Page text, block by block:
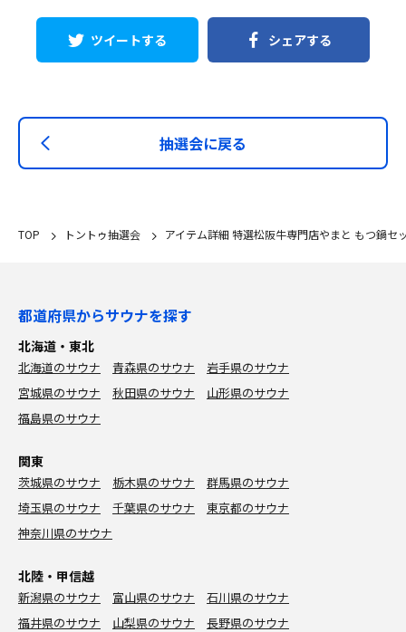
ツイートする シェアする
抽選会に戻る
TOP トントゥ抽選会 アイテム詳細 特選松阪牛専門店やまと もつ鍋セ
都道府県からサウナを探す
北海道・東北
北海道のサウナ 青森県のサウナ
岩手県のサウナ
宮城県のサウナ
秋田県のサウナ
山形県のサウナ
福島県のサウナ
関東
茨城県のサウナ 栃木県のサウナ
群馬県のサウナ
埼玉県のサウナ
千葉県のサウナ
東京都のサウナ
神奈川県のサウナ
北陸・甲信越
新潟県のサウナ 富山県のサウナ
石川県のサウナ
福井県のサウナ
山梨県のサウナ 長野県のサウナ